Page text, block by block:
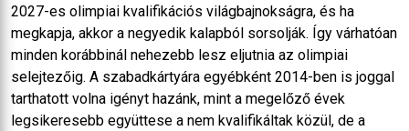
2027-es olimpiai kvalifikációs világbajnokságra, és ha
megkapja, akkor a negyedik kalapból sorsolják. Így várhatóan
minden korábbinál nehezebb lesz eljutnia az olimpiai
selejtezőig. A szabadkártyára egyébként 2014-ben is joggal
tarthatott volna igényt hazánk, mint a megelőző évek
legsikeresebb együttese a nem kvalifikáltak közül, de a